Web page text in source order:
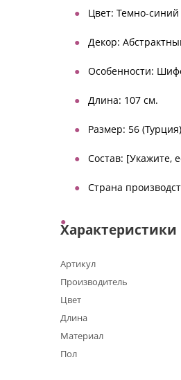
Цвет: Темно-
Декор:
Особенности:
Длина: 107 см.
Размер: 56
Состав: [Укажите,
Страна
Характеристики
Артикул
Производитель
Цвет
Длина
Материал
Пол